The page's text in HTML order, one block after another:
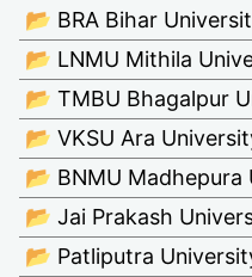
📂 BRA Bihar
📂 LNMU Mithila
📂 TMBU Bhagalpur
📂 VKSU Ara
📂 BNMU Madhepura
📂 Jai Prakash
📂 Patliputra